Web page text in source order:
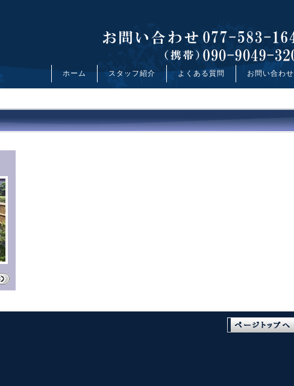
ホーム スタッフ紹介 よくある質問 お問い合わせ